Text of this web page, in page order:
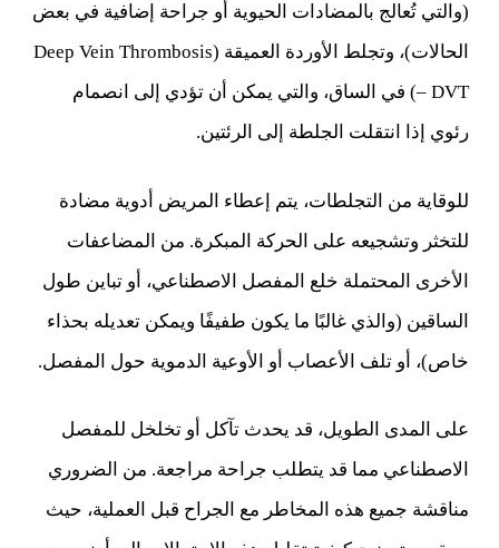
(والتي تُعالج بالمضادات الحيوية أو جراحة إضافية في بعض
الحالات)، وتجلط الأوردة العميقة (Deep Vein Thrombosis
– DVT) في الساق، والتي يمكن أن تؤدي إلى انصمام
رئوي إذا انتقلت الجلطة إلى الرئتين.
للوقاية من التجلطات، يتم إعطاء المريض أدوية مضادة
للتخثر وتشجيعه على الحركة المبكرة. من المضاعفات
الأخرى المحتملة خلع المفصل الاصطناعي، أو تباين طول
الساقين (والذي غالبًا ما يكون طفيفًا ويمكن تعديله بحذاء
خاص)، أو تلف الأعصاب أو الأوعية الدموية حول المفصل.
على المدى الطويل، قد يحدث تآكل أو تخلخل للمفصل
الاصطناعي مما قد يتطلب جراحة مراجعة. من الضروري
مناقشة جميع هذه المخاطر مع الجراح قبل العملية، حيث